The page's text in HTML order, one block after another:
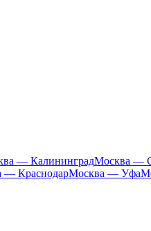
— КалининградМосква —
— КраснодарМосква — Уфа